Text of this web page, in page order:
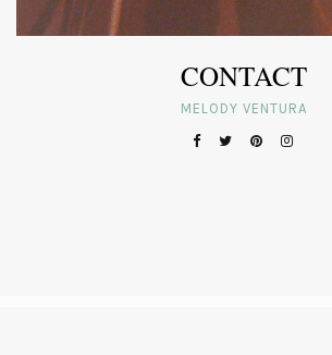
CONTACT
MELODY VENTURA